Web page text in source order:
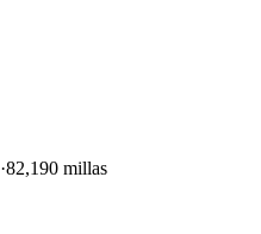
82,190 millas